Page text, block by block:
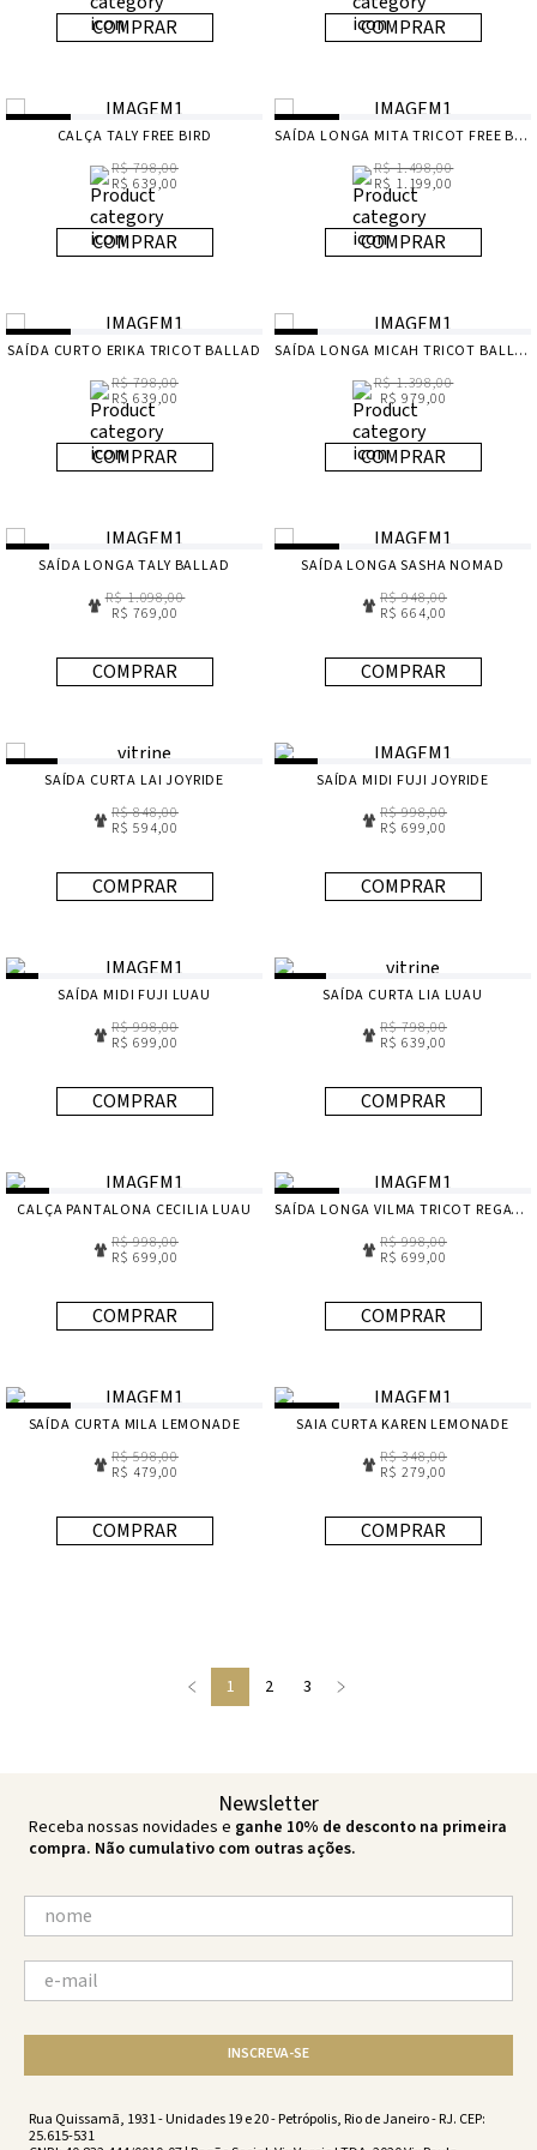
COMPRAR COMPRAR
CALÇA TALY FREE BIRD
R$ 798,00
R$ 639,00
COMPRAR
SAÍDA LONGA MITA TRICOT FREE BIRD
R$ 1.498,00
R$ 1.199,00
COMPRAR
SAÍDA CURTO ERIKA TRICOT BALLAD
R$ 798,00
R$ 639,00
COMPRAR
SAÍDA LONGA MICAH TRICOT BALLAD
R$ 1.398,00
R$ 979,00
COMPRAR
SAÍDA LONGA TALY BALLAD
R$ 1.098,00
R$ 769,00
COMPRAR
SAÍDA LONGA SASHA NOMAD
R$ 948,00
R$ 664,00
COMPRAR
SAÍDA CURTA LAI JOYRIDE
R$ 848,00
R$ 594,00
COMPRAR
SAÍDA MIDI FUJI JOYRIDE
R$ 998,00
R$ 699,00
COMPRAR
SAÍDA MIDI FUJI LUAU
R$ 998,00
R$ 699,00
COMPRAR
SAÍDA CURTA LIA LUAU
R$ 798,00
R$ 639,00
COMPRAR
CALÇA PANTALONA CECILIA LUAU
R$ 998,00
R$ 699,00
COMPRAR
SAÍDA LONGA VILMA TRICOT REGATTA
R$ 998,00
R$ 699,00
COMPRAR
SAÍDA CURTA MILA LEMONADE
R$ 598,00
R$ 479,00
COMPRAR
SAIA CURTA KAREN LEMONADE
R$ 348,00
R$ 279,00
COMPRAR
1 2 3
Newsletter
Receba nossas novidades e ganhe 10% de desconto na primeira
compra. Não cumulativo com outras ações.
INSCREVA-SE
Rua Quissamã, 1931 - Unidades 19 e 20 - Petrópolis, Rio de Janeiro - RJ. CEP:
25.615-531